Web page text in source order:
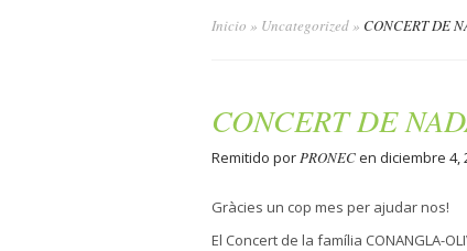
Inicio » Uncategorized» CONCERT DE
CONCERT DE
Remitido porPRONECen diciembre 4,
Gràcies un cop mes per ajudar nos!
El Concert de la família CONANGLA-